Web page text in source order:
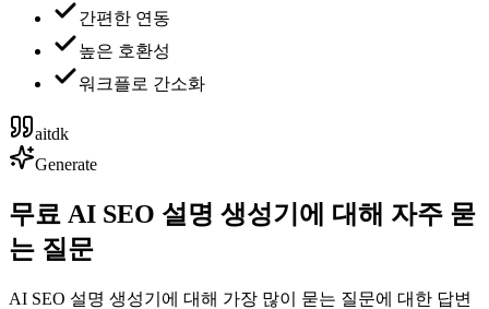
간편한 연동
높은 호환성
워크플로 간소화
aitdk
Generate
무료 AI SEO 설명 생성기에 대해 자주 묻
는 질문
AI SEO 설명 생성기에 대해 가장 많이 묻는 질문에 대한 답변